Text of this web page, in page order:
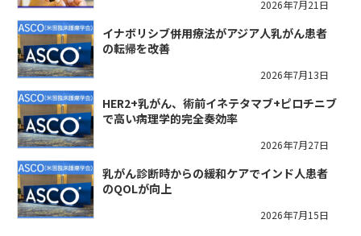
2026年7月21日
イナボリシブ併用療法がアジア人乳がん患者
の転帰を改善
2026年7月13日
HER2+乳がん、術前イネテタマブ+ピロチニブ
で高い病理学的完全奏効率
2026年7月27日
乳がん診断時からの緩和ケアでインド人患者
のQOLが向上
2026年7月15日